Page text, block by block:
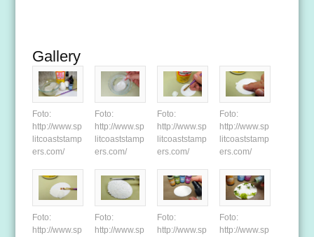
Gallery
Foto:
http://www.sp
litcoaststamp
ers.com/
Foto:
http://www.sp
litcoaststamp
ers.com/
Foto:
http://www.sp
litcoaststamp
ers.com/
Foto:
http://www.sp
litcoaststamp
ers.com/
Foto:
http://www.sp
Foto:
http://www.sp
Foto:
http://www.sp
Foto:
http://www.sp